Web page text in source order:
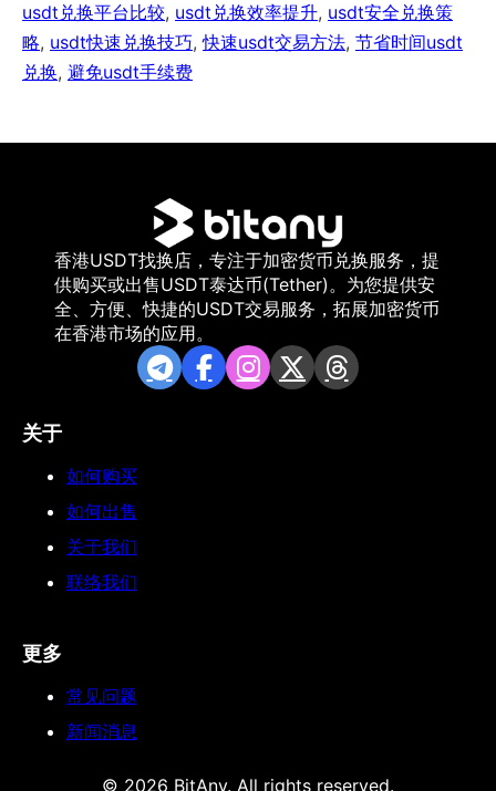
usdt兑换平台比较, usdt兑换效率提升, usdt安全兑换策
略, usdt快速兑换技巧,快速usdt交易方法, 节省时间usdt
兑换, 避免usdt手续费
香港USDT找换店，专注于加密货币兑换服务，提
供购买或出售USDT泰达币(Tether)。为您提供安
全、方便、快捷的USDT交易服务，拓展加密货币
在香港市场的应用。
关于
如何购买
如何出售
关于我们
联络我们
更多
常见问题
新闻消息
© 2026 BitAny. All rights reserved.